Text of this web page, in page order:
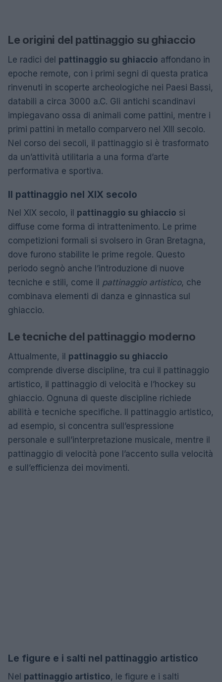
Le origini del pattinaggio su ghiaccio
Le radici del pattinaggio su ghiaccio affondano in
epoche remote, con i primi segni di questa pratica
rinvenuti in scoperte archeologiche nei Paesi Bassi,
databili a circa 3000 a.C. Gli antichi scandinavi
impiegavano ossa di animali come pattini, mentre i
primi pattini in metallo comparvero nel XIII secolo.
Nel corso dei secoli, il pattinaggio si è trasformato
da un’attività utilitaria a una forma d’arte
performativa e sportiva.
Il pattinaggio nel XIX secolo
Nel XIX secolo, il pattinaggio su ghiaccio si
diffuse come forma di intrattenimento. Le prime
competizioni formali si svolsero in Gran Bretagna,
dove furono stabilite le prime regole. Questo
periodo segnò anche l’introduzione di nuove
tecniche e stili, come il pattinaggio artistico, che
combinava elementi di danza e ginnastica sul
ghiaccio.
Le tecniche del pattinaggio moderno
Attualmente, il pattinaggio su ghiaccio
comprende diverse discipline, tra cui il pattinaggio
artistico, il pattinaggio di velocità e l’hockey su
ghiaccio. Ognuna di queste discipline richiede
abilità e tecniche specifiche. Il pattinaggio artistico,
ad esempio, si concentra sull’espressione
personale e sull’interpretazione musicale, mentre il
pattinaggio di velocità pone l’accento sulla velocità
e sull’efficienza dei movimenti.
Le figure e i salti nel pattinaggio artistico
Nel pattinaggio artistico, le figure e i salti